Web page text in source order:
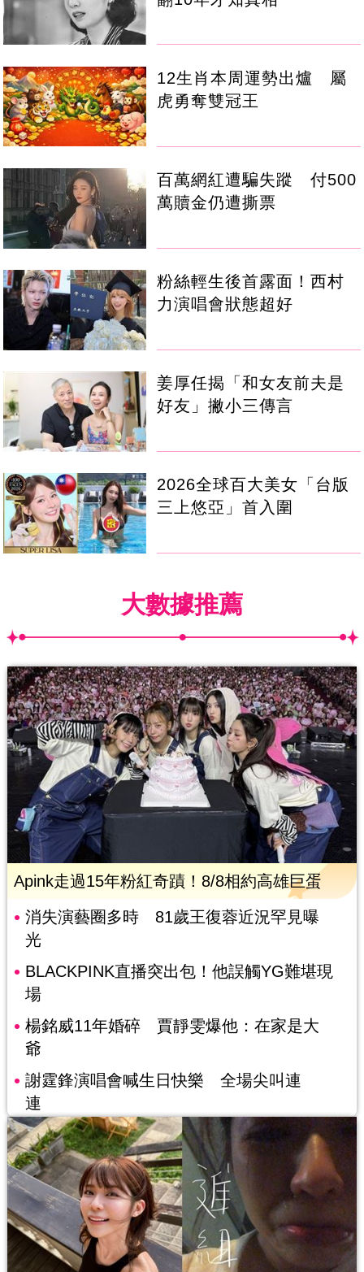
12生肖本周運勢出爐 屬
虎勇奪雙冠王
百萬網紅遭騙失蹤 付500
萬贖金仍遭撕票
粉絲輕生後首露面！西村
力演唱會狀態超好
姜厚任揭「和女友前夫是
好友」撇小三傳言
2026全球百大美女「台版
三上悠亞」首入圍
大數據推薦
Apink走過15年粉紅奇蹟！8/8相約高雄巨蛋
消失演藝圈多時 81歲王復蓉近況罕見曝
光
BLACKPINK直播突出包！他誤觸YG難堪現
場
楊銘威11年婚碎 賈靜雯爆他：在家是大
爺
謝霆鋒演唱會喊生日快樂 全場尖叫連
連